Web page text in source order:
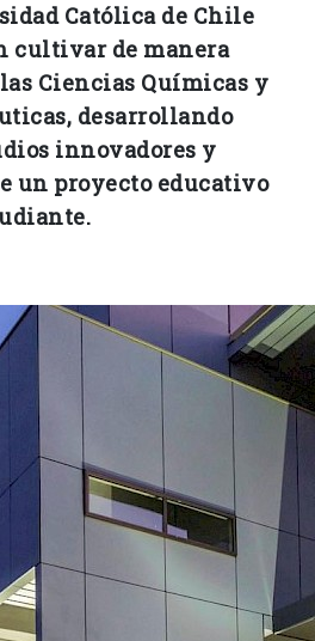
Católica de Chile
cultivar de manera
Ciencias Químicas y
desarrollando
innovadores y
un proyecto educativo